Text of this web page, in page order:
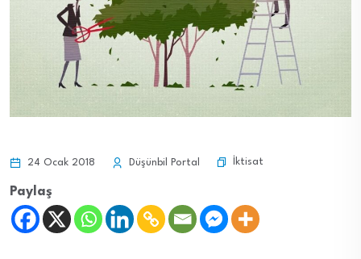
24 Ocak 2018 Düşünbil Portal İktisat
Paylaş